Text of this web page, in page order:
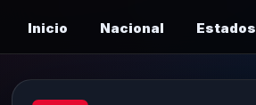
Inicio Nacional Estados